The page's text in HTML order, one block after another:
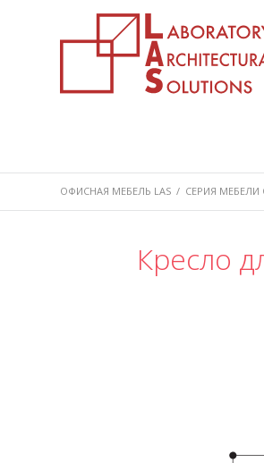
ОФИСНАЯ МЕБЕЛЬ LAS / СЕРИЯ МЕБЕЛИ
Кресло